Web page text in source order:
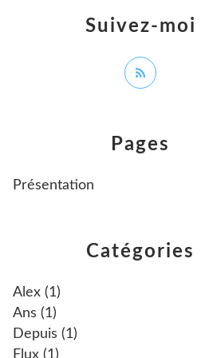
Catégories
Alex (1)
Ans (1)
Depuis (1)
Flux (1)
Pages
Présentation
Suivez-moi